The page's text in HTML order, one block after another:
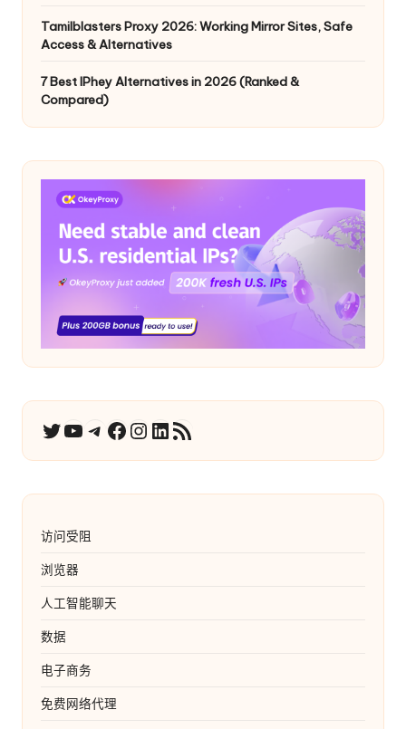
Tamilblasters Proxy 2026: Working Mirror Sites, Safe
Access & Alternatives
7 Best IPhey Alternatives in 2026 (Ranked &
Compared)
推特YouTube
电报 在 Facebook 上Instagram
LinkedIn
RSS 订阅
访问受阻
浏览器
人工智能聊天
数据
电子商务
免费网络代理